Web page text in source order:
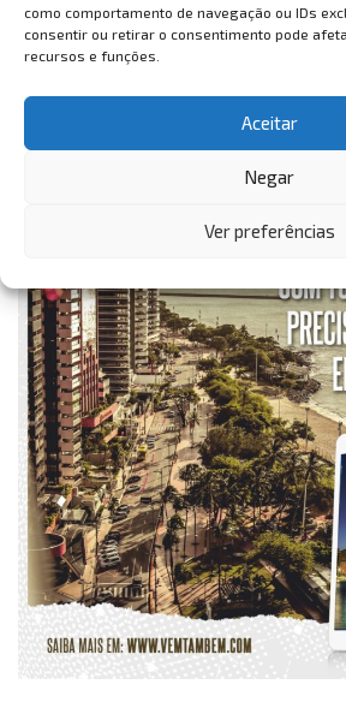
como comportamento de navegação ou IDs
consentir ou retirar o consentimento pode
recursos e funções.
Aceitar
Negar
Ver preferências